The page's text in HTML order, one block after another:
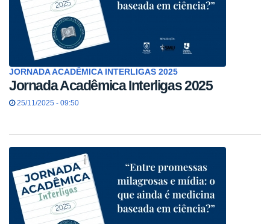
JORNADA ACADÊMICA INTERLIGAS 2025
Jornada Acadêmica Interligas 2025
25/11/2025 - 09:50